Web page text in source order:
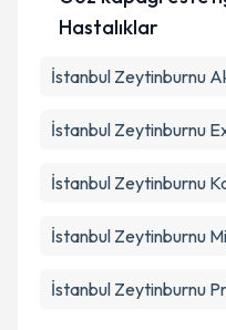
Hastalıklar
İstanbul Zeytinburnu
İstanbul Zeytinburnu
İstanbul Zeytinburnu
İstanbul Zeytinburnu
İstanbul Zeytinburnu